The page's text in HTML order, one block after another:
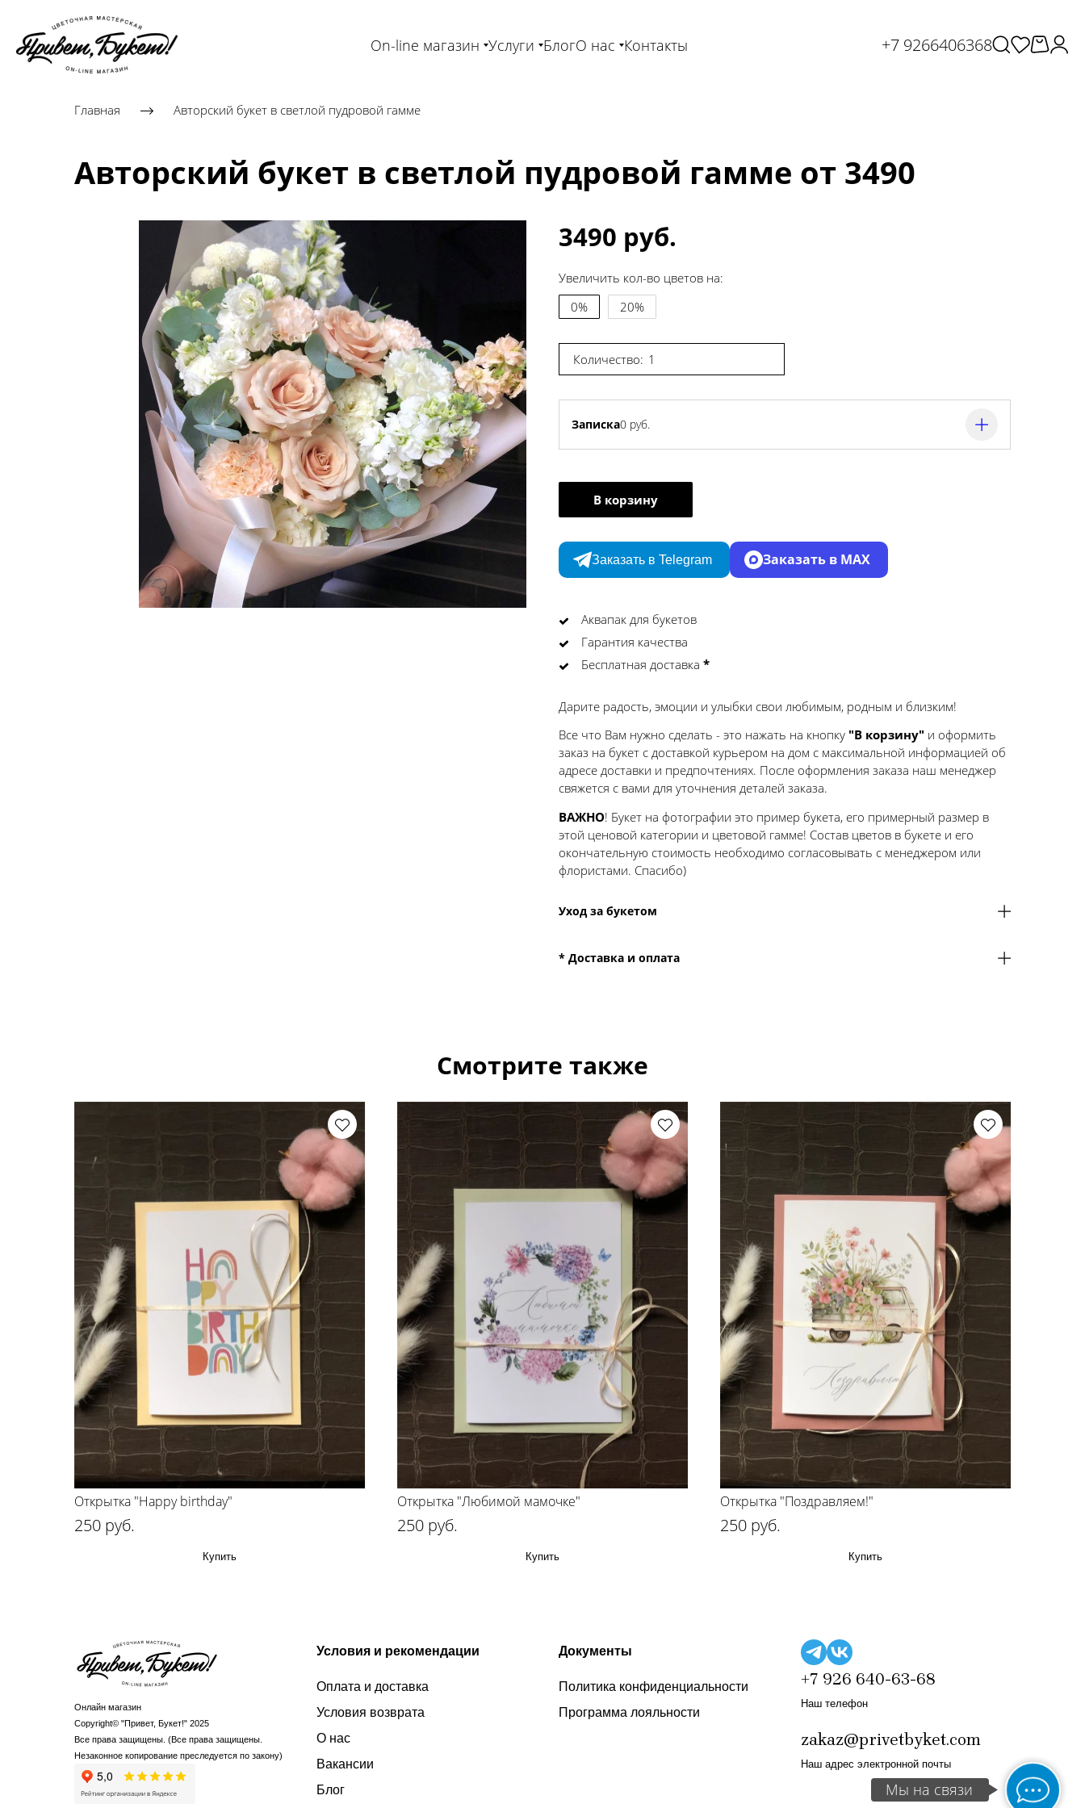
Мы на связи
On-line магазин Услуги БлогО нас Контакты +7 9266406368
Главная Авторский букет в светлой пудровой гамме
Авторский букет в светлой пудровой гамме от 3490
3490 руб.
Увеличить кол-во цветов на:
0%
20%
Количество:
Записка0 руб.
В корзину
Заказать в Telegram Заказать в MAX
Аквапак для букетов
Гарантия качества
Бесплатная доставка *
Дарите радость, эмоции и улыбки свои любимым, родным и близким!
Все что Вам нужно сделать - это нажать на кнопку "В корзину" и оформить
заказ на букет с доставкой курьером на дом с максимальной информацией об
адресе доставки и предпочтениях. После оформления заказа наш менеджер
свяжется с вами для уточнения деталей заказа.
ВАЖНО! Букет на фотографии это пример букета, его примерный размер в
этой ценовой категории и цветовой гамме! Состав цветов в букете и его
окончательную стоимость необходимо согласовывать с менеджером или
флористами. Спасибо)
Уход за букетом
* Доставка и оплата
Смотрите также
Открытка "Happy birthday"
250 руб.
Купить
Открытка "Любимой мамочке"
250 руб.
Купить
Открытка "Поздравляем!"
250 руб.
Купить
Онлайн магазин
Copyright© "Привет, Букет!" 2025
Все права защищены. (Все права защищены.
Незаконное копирование преследуется по закону)
Условия и рекомендации
Оплата и доставка
Условия возврата
О нас
Вакансии
Блог
Документы
Политика конфиденциальности
Программа лояльности
+7 926 640-63-68
Наш телефон
zakaz@privetbyket.com
Наш адрес электронной почты